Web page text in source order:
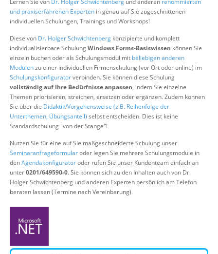
Wissen
Suche
Lernen Sie von Dr. Holger Schwichtenberg und anderen renommierten
und praxiserfahrenen Experten in genau auf Sie zugeschnittenen
individuellen Schulungen, Trainings und Workshops!
Diese von Dr. Holger Schwichtenberg konzipierte und komplett
individualisierbare SchulungWindows Forms-Basiswissen können Sie
einzeln buchen oder als Schulungsmodul mit beliebigen anderen
Modulenzu einer individuellen Firmenschulung (vor Ort oder online) im
Schulungskonfiguratorverbinden. Sie können diese Schulung
vollständig auf Ihre Bedürfnisse anpassen, indem Sie einzelne
Themen priorisieren, streichen, ersetzen oder ergänzen. Zudem können
Sie über die Didaktik/Vorgehensweise (z.B. Reihenfolge der
Unterthemen, Übungsanteil) selbst entscheiden. Dies ist keine
Standardschulung "von der Stange"!
Nutzen Sie für eine auf Sie maßgeschneiderte Schulung unser
Seminaranfrageformularoder legen Sie mehrere Schulungsmodule in
denAgendakonfiguratoroder rufen Sie unser Kundenteam einfach an
unter0201/649590-0. Sie können sich zu den Inhalten auch von Dr.
Holger Schwichtenberg und anderen Experten persönlich am Telefon
beraten lassen (Termine nach Vereinbarung).